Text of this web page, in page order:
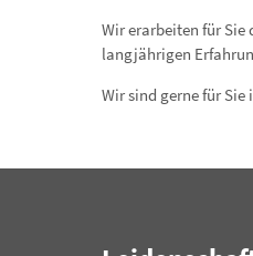
Wir erarbeiten für Sie
langjährigen
Wir sind gerne für Sie